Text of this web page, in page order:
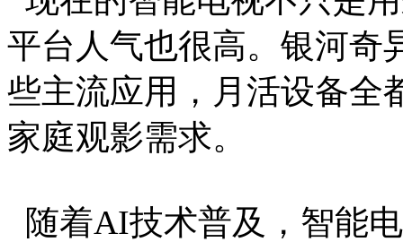
平台人气也很高。银河奇
些主流应用，月活设备全
家庭观影需求。
随着AI技术普及，智能